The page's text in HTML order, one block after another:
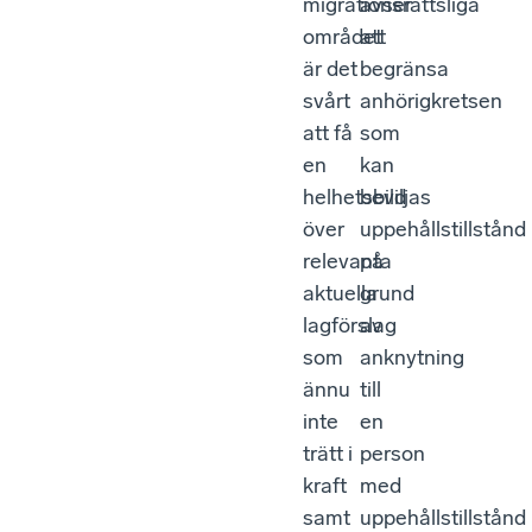
området
är det
svårt
att få
en
helhetsbild
över
relevanta
aktuella
lagförslag
som
ännu
inte
trätt i
kraft
samt
att
begränsa
anhörigkretsen
som
kan
beviljas
uppehållstillstånd
på
grund
av
anknytning
till
en
person
med
uppehållstillstånd